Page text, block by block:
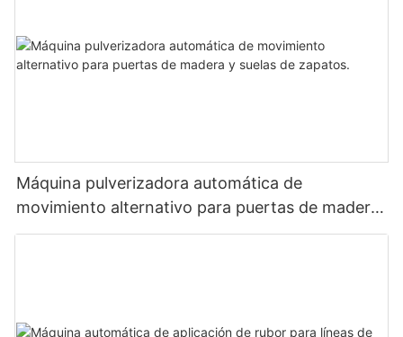
Máquina pulverizadora automática de
movimiento alternativo para puertas de madera
y suelas de zapatos.